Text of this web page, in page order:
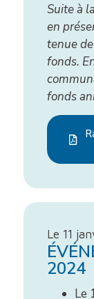
Suite à
en
tenue
fonds.
fonds
Le 11
2024
Le